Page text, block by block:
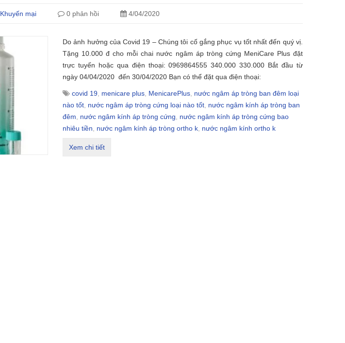
Khuyến mại 0 phản hồi 4/04/2020
Do ảnh hưởng của Covid 19 – Chúng tôi cố gắng phục vụ tốt nhất đến quý vị.
Tặng 10.000 đ cho mỗi chai nước ngâm áp tròng cứng MeniCare Plus đặt
trực tuyến hoặc qua điện thoại: 0969864555 340.000 330.000 Bắt đầu từ
ngày 04/04/2020 đến 30/04/2020 Bạn có thể đặt qua điện thoại:
covid 19 menicare plus MenicarePlus nước ngâm áp tròng ban đêm loại
nào tốt nước ngâm áp tròng cứng loại nào tốt nước ngâm kính áp tròng ban
đêm
nước ngâm kính áp tròng cứng
nước ngâm kính áp tròng cứng bao
nhiêu tiền
nước ngâm kính áp tròng ortho k nước ngâm kính ortho k
Xem chi tiết